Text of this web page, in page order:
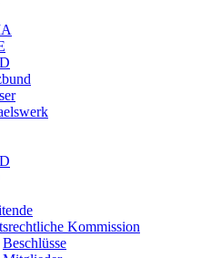
Kommission
Beschlüsse